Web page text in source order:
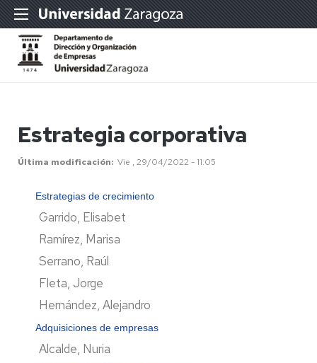
Estrategia corporativa
Última modificación Vie , 29/04/2022 - 11:05
Estrategias de crecimiento
Garrido, Elisabet
Ramírez, Marisa
Serrano, Raúl
Fleta, Jorge
Hernández, Alejandro
Adquisiciones de empresas
Alcalde, Nuria